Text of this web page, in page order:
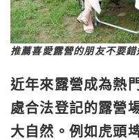
推薦喜愛露營的朋友不要
近年來露營成為熱
處合法登記的露營
大自然。例如虎頭